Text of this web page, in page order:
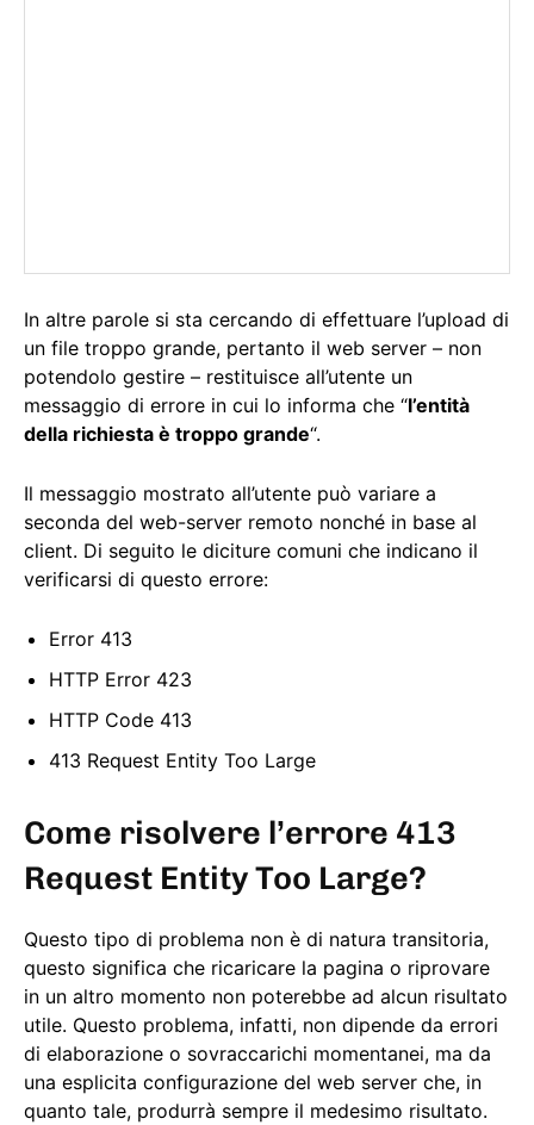
In altre parole si sta cercando di effettuare l’upload di
un file troppo grande, pertanto il web server – non
potendolo gestire – restituisce all’utente un
messaggio di errore in cui lo informa che “l’entità
della richiesta è troppo grande“.
Il messaggio mostrato all’utente può variare a
seconda del web-server remoto nonché in base al
client. Di seguito le diciture comuni che indicano il
verificarsi di questo errore:
Error 413
HTTP Error 423
HTTP Code 413
413 Request Entity Too Large
Come risolvere l’errore 413
Request Entity Too Large?
Questo tipo di problema non è di natura transitoria,
questo significa che ricaricare la pagina o riprovare
in un altro momento non poterebbe ad alcun risultato
utile. Questo problema, infatti, non dipende da errori
di elaborazione o sovraccarichi momentanei, ma da
una esplicita configurazione del web server che, in
quanto tale, produrrà sempre il medesimo risultato.